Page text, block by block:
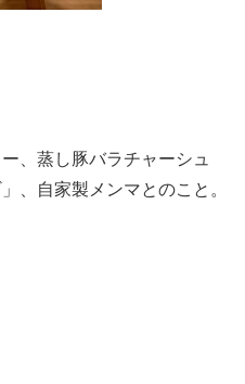
、蒸し豚バラチャーシュ
、自家製メンマとのこと。